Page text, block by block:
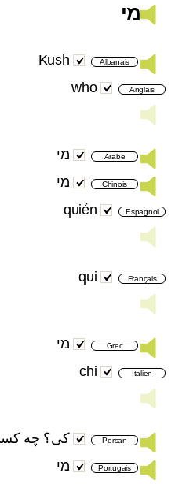
מי
Albanais
Kush
Anglais
who
Arabe מי
Chinois מי
Espagnol
quién
Français
qui
Grec מי
Italien
chi
Persan کی؟ چه
Portugais מי